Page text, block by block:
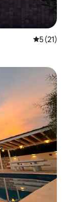
5 av 5 i
5 (21)